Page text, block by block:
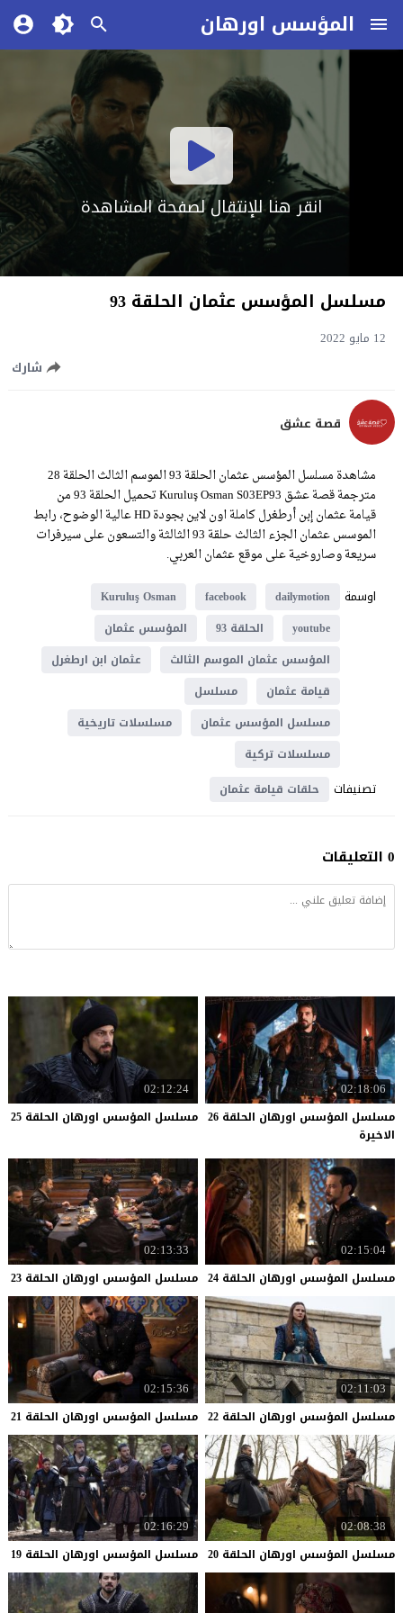
المؤسس اورهان
انقر هنا للإنتقال لصفحة المشاهدة
مسلسل المؤسس عثمان الحلقة 93
12 مايو 2022
شارك
قصة عشق
مشاهدة مسلسل المؤسس عثمان الحلقة 93 الموسم الثالث الحلقة 28
مترجمة قصة عشق Kuruluş Osman S03EP93 تحميل الحلقة 93 من
قيامة عثمان إبن أرطغرل كاملة اون لاين بجودة HD عالية الوضوح، رابط
الموسس عثمان الجزء الثالث حلقة 93 الثالثة والتسعون على سيرفرات
سريعة وصاروخية على موقع عثمان العربي.
اوسمة
dailymotion
facebook
Kuruluş Osman
youtube
الحلقة 93
المؤسس عثمان
المؤسس عثمان الموسم الثالث
عثمان ابن ارطغرل
قيامة عثمان
مسلسل
مسلسل المؤسس عثمان
مسلسلات تاريخية
مسلسلات تركية
تصنيفات حلقات قيامة عثمان
0 التعليقات
02:18:06
مسلسل المؤسس اورهان الحلقة 26
الاخيرة
02:12:24
مسلسل المؤسس اورهان الحلقة 25
02:15:04
مسلسل المؤسس اورهان الحلقة 24
02:13:33
مسلسل المؤسس اورهان الحلقة 23
02:11:03
مسلسل المؤسس اورهان الحلقة 22
02:15:36
مسلسل المؤسس اورهان الحلقة 21
02:08:38
مسلسل المؤسس اورهان الحلقة 20
02:16:29
مسلسل المؤسس اورهان الحلقة 19